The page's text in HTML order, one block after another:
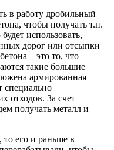
в работу дробильный
чтобы получать т.н.
использовать,
дорог или отсыпки
– это то, что
такие большие
армированная
специально
отходов. За счет
получать металл и
то его и раньше в